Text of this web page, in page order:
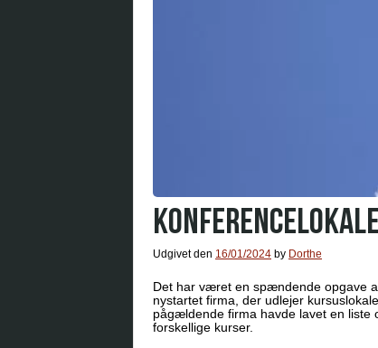
Udgivet den 16/01/2024 by Dorthe
Det har været en spændende opgave
nystartet firma, der udlejer
pågældende firma havde lavet en liste
forskellige kurser.